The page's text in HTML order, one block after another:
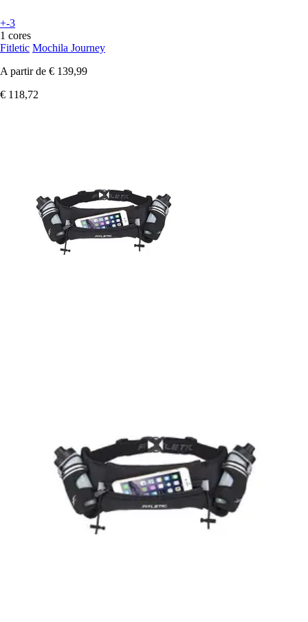
+-3
1 cores
Fitletic Mochila Journey
A partir de € 139,99
€ 118,72